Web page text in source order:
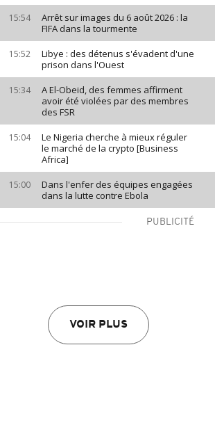
15:54
Arrêt sur images du 6 août 2026 : la
FIFA dans la tourmente
15:52
Libye : des détenus s'évadent d'une
prison dans l'Ouest
15:34
A El-Obeid, des femmes affirment
avoir été violées par des membres
des FSR
15:04
Le Nigeria cherche à mieux réguler
le marché de la crypto [Business
Africa]
15:00
Dans l'enfer des équipes engagées
dans la lutte contre Ebola
PUBLICITÉ
VOIR PLUS